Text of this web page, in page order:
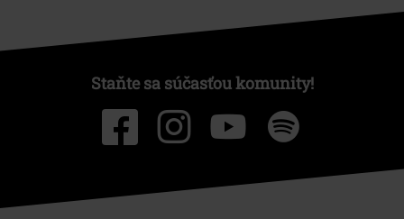
Staňte sa súčasťou komunity!